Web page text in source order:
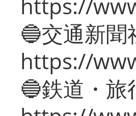
https://
🔵交通新聞
https://
🔵鉄道・